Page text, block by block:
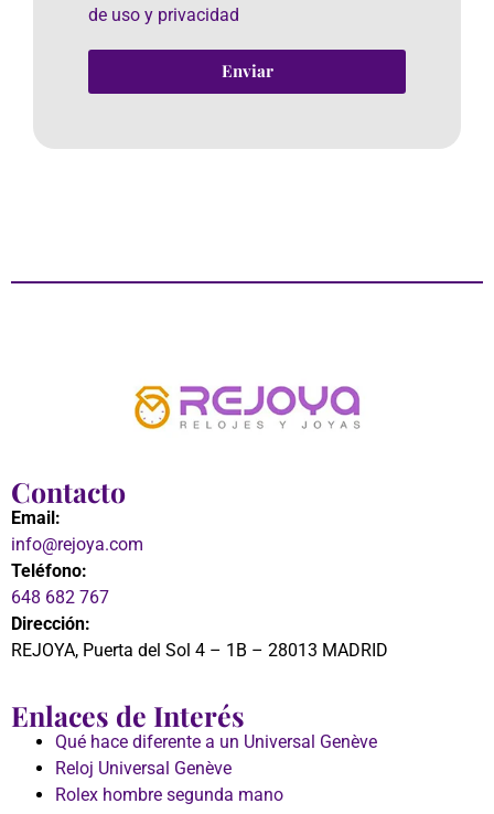
de uso y privacidad
Enviar
Contacto
Email:
info@rejoya.com
Teléfono:
648 682 767
Dirección:
REJOYA, Puerta del Sol 4 – 1B – 28013 MADRID
Enlaces de Interés
Qué hace diferente a un Universal Genève
Reloj Universal Genève
Rolex hombre segunda mano